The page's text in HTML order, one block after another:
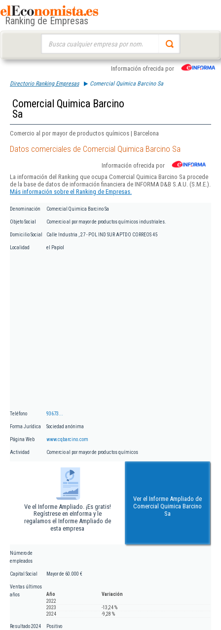
Ranking de Empresas
Información ofrecida por
Directorio Ranking Empresas Comercial Quimica Barcino Sa
Comercial Quimica Barcino
Sa
Comercio al por mayor de productos químicos | Barcelona
Datos comerciales de Comercial Quimica Barcino Sa
Información ofrecida por
La información del Ranking que ocupa Comercial Quimica Barcino Sa procede
de la base de datos de información financiera de INFORMA D&B S.A.U. (S.M.E.).
Más información sobre el Ranking de Empresas.
Denominación Comercial Quimica Barcino Sa
Objeto Social Comercio al por mayor de productos químicos industriales.
Domicilio Social Calle Industria , 27 - POL IND SUR APTDO CORREOS 45
Localidad el Papiol
Teléfono 93673...
Forma Jurídica Sociedad anónima
Página Web www.cqbarcino.com
Actividad Comercio al por mayor de productos químicos
Ve el Informe Ampliado. ¡Es gratis!
Regístrese en eInforma y le
regalamos el Informe Ampliado de
esta empresa
Ver el Informe Ampliado de
Comercial Quimica Barcino
Sa
Número de
empleados
Capital Social Mayor de 60.000 €
Ventas últimos
años
Año
Variación
2022
2023
-13,24 %
2024
-9,28 %
Resultado 2024 Positivo